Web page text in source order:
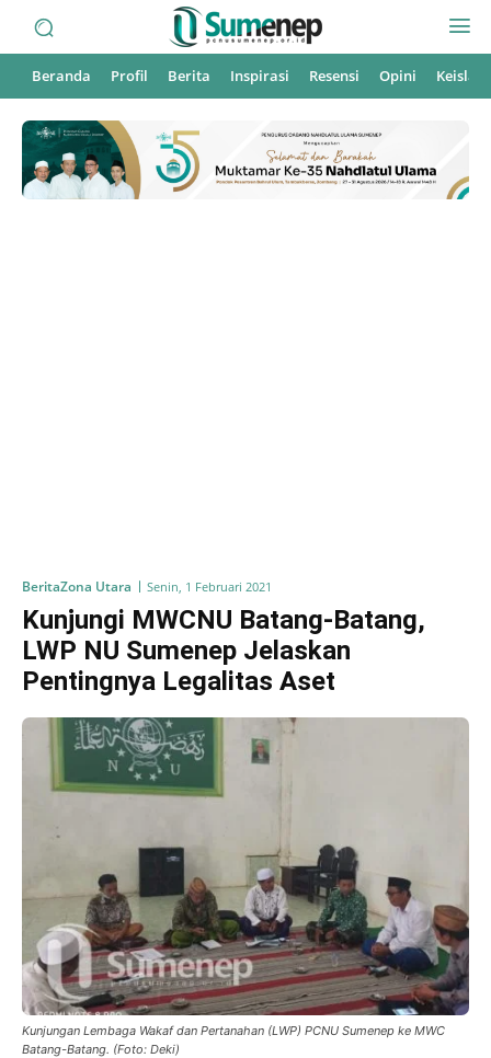
Beranda Profil Berita Inspirasi Resensi Opini
BeritaZona Utara Senin, 1 Februari 2021
Kunjungi MWCNU Batang-Batang,
LWP NU Sumenep Jelaskan
Pentingnya Legalitas Aset
Kunjungan Lembaga Wakaf dan Pertanahan (LWP) PCNU Sumenep ke MWC
Batang-Batang. (Foto: Deki)